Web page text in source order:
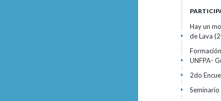
Hay un
de Lava
+
UNFPA-
+
2do
+
+